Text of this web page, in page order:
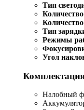
Тип
Тип
Режимы
Угол
Налобный